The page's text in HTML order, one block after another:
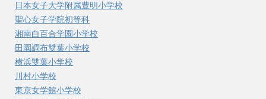
日本女子大学附属豊明小学校
聖心女子学院初等科
湘南白百合学園小学校
田園調布雙葉小学校
横浜雙葉小学校
川村小学校
東京女学館小学校